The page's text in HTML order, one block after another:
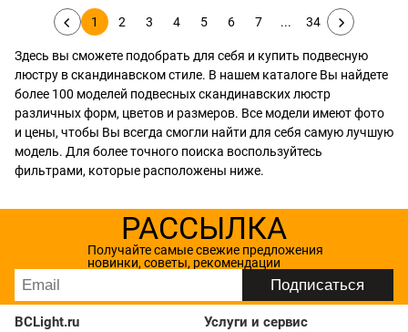
1 2 3 4 5 6 7 ... 34
Здесь вы сможете подобрать для себя и купить подвесную
люстру в скандинавском стиле. В нашем каталоге Вы найдете
более 100 моделей подвесных скандинавских люстр
различных форм, цветов и размеров. Все модели имеют фото
и цены, чтобы Вы всегда смогли найти для себя самую лучшую
модель. Для более точного поиска воспользуйтесь
фильтрами, которые расположены ниже.
РАССЫЛКА
Получайте самые свежие предложения
новинки, советы, рекомендации
BCLight.ru Услуги и сервис